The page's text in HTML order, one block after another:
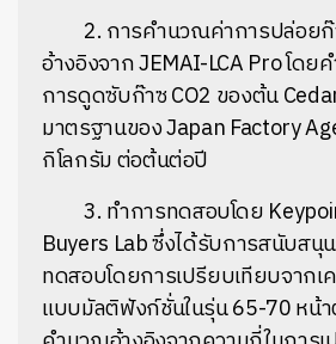
2. การคำนวณค่าการปล่อยก๊
อ้างอิงจาก JEMAI-LCA Pro โด
การดูดซับก๊าซ CO2 ของต้น
มาตรฐานของ Japan Factory
กิโลกรัม ต่อต้นต่อปี
3. ทำการทดสอบโดย
Buyers Lab ซึ่งได้รับการสนับสนุ
ทดสอบโดยการเปรียบเทียบจากเ
แบบมัลติฟังก์ชั่นในรุ่น 65-70 หน้